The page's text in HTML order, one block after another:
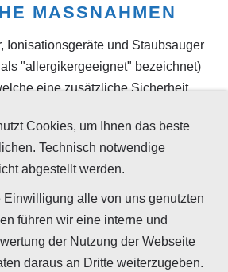
MASSNAHMEN
Ionisationsgeräte und Staubsauger
"allergikergeeignet" bezeichnet)
eine zusätzliche Sicherheit
gute vorbeugende Maßnahme
Cookies, um Ihnen das beste
Technisch notwendige
abgestellt werden.
alle von uns genutzten
führen wir eine interne und
der Nutzung der Webseite
daraus an Dritte weiterzugeben.